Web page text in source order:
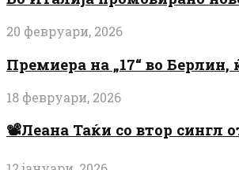
20 февруари, 2026
Премиера на „17“ во
18 февруари, 2026
📽️Леана Таќи со втор сингл